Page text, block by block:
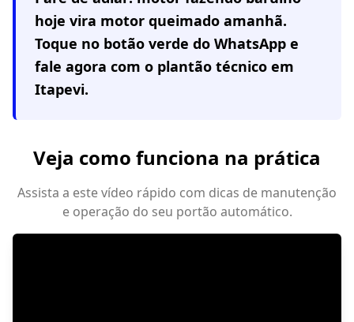
hoje vira motor queimado amanhã.
Toque no botão verde do WhatsApp e
fale agora com o plantão técnico em
Itapevi.
Veja como funciona na prática
Assista a este vídeo rápido com dicas de manutenção
e operação do seu portão automático.